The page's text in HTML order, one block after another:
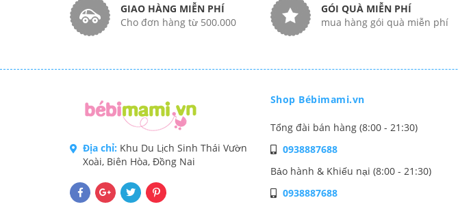
GIAO HÀNG MIỄN PHÍ
Cho đơn hàng từ 500.000
GÓI QUÀ MIỄN PHÍ
mua hàng gói quà miễn phí
Địa chỉ: Khu Du Lịch Sinh Thái Vườn
Xoài, Biên Hòa, Đồng Nai
Shop Bébimami.vn
Tổng đài bán hàng (8:00 - 21:30)
0938887688
Bảo hành & Khiếu nại (8:00 - 21:30)
0938887688